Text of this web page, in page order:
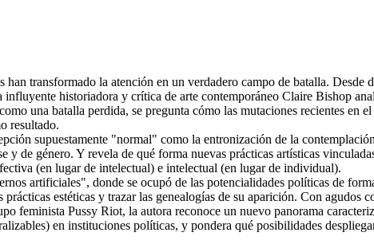
transformado la atención en un verdadero campo de batalla.
influyente historiadora y crítica de arte contemporáneo Claire Bishop
una batalla perdida, se pregunta cómo las mutaciones recientes
resultado.
supuestamente "normal" como la entronización de la
y de género. Y revela de qué forma nuevas prácticas artísticas
(en lugar de intelectual) e intelectual (en lugar de individual).
artificiales", donde se ocupó de las potencialidades políticas de
estéticas y trazar las genealogías de su aparición. Con
feminista Pussy Riot, la autora reconoce un nuevo panorama
en instituciones políticas, y pondera qué posibilidades